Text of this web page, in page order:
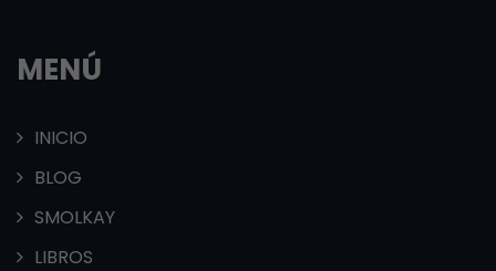
MENÚ
INICIO
BLOG
SMOLKAY
LIBROS